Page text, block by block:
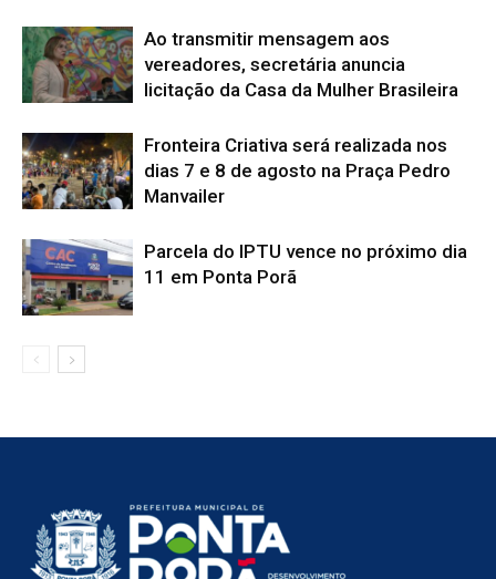
Ao transmitir mensagem aos
vereadores, secretária anuncia
licitação da Casa da Mulher Brasileira
Fronteira Criativa será realizada nos
dias 7 e 8 de agosto na Praça Pedro
Manvailer
Parcela do IPTU vence no próximo dia
11 em Ponta Porã